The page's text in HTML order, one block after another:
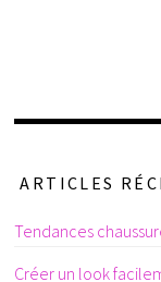
ARTICLES
Tendances
Créer un look